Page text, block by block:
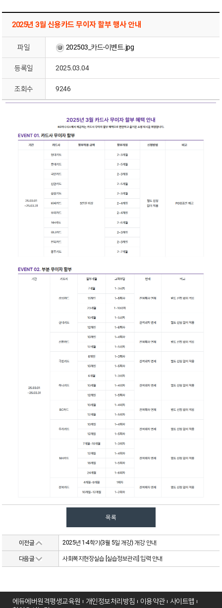
2025년 3월 신용카드 무이자 할부 행사 안내
파일 202503_카드-이벤트.jpg
등록일 2025.03.04
조회수 9246
목록
이전글 2025년 1-4학기(3월 5일 개강) 개강 안내
다음글 사회복지현장실습 [실습정보관리] 입력 안내
에듀에버원격평생교육원 개인정보처리방침 이용약관
사이트맵